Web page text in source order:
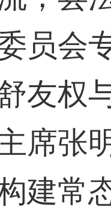
员会
友权
席张
建常